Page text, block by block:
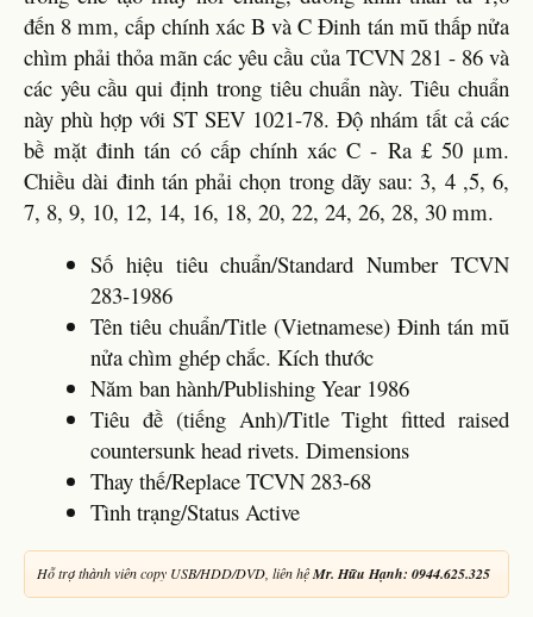
đến 8 mm, cấp chính xác B và C Đinh tán mũ thấp nửa
chìm phải thỏa mãn các yêu cầu của TCVN 281 - 86 và
các yêu cầu qui định trong tiêu chuẩn này. Tiêu chuẩn
này phù hợp với ST SEV 1021-78. Độ nhám tất cả các
bề mặt đinh tán có cấp chính xác C - Ra £ 50 μm.
Chiều dài đinh tán phải chọn trong dãy sau: 3, 4 ,5, 6,
7, 8, 9, 10, 12, 14, 16, 18, 20, 22, 24, 26, 28, 30 mm.
Số hiệu tiêu chuẩn/Standard Number TCVN
283-1986
Tên tiêu chuẩn/Title (Vietnamese) Đinh tán mũ
nửa chìm ghép chắc. Kích thước
Năm ban hành/Publishing Year 1986
Tiêu đề (tiếng Anh)/Title Tight fitted raised
countersunk head rivets. Dimensions
Thay thế/Replace TCVN 283-68
Tình trạng/Status Active
Hỗ trợ thành viên copy USB/HDD/DVD, liên hệMr. Hữu Hạnh: 0944.625.325